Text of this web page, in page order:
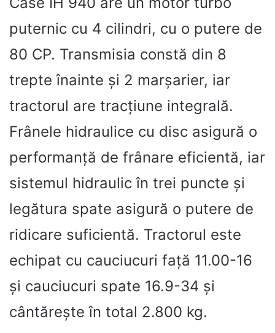
puternic cu 4 cilindri, cu o putere de
80 CP. Transmisia constă din 8
trepte înainte și 2 marșarier, iar
tractorul are tracțiune integrală.
Frânele hidraulice cu disc asigură o
performanță de frânare eficientă, iar
sistemul hidraulic în trei puncte și
legătura spate asigură o putere de
ridicare suficientă. Tractorul este
echipat cu cauciucuri față 11.00-16
și cauciucuri spate 16.9-34 și
cântărește în total 2.800 kg.